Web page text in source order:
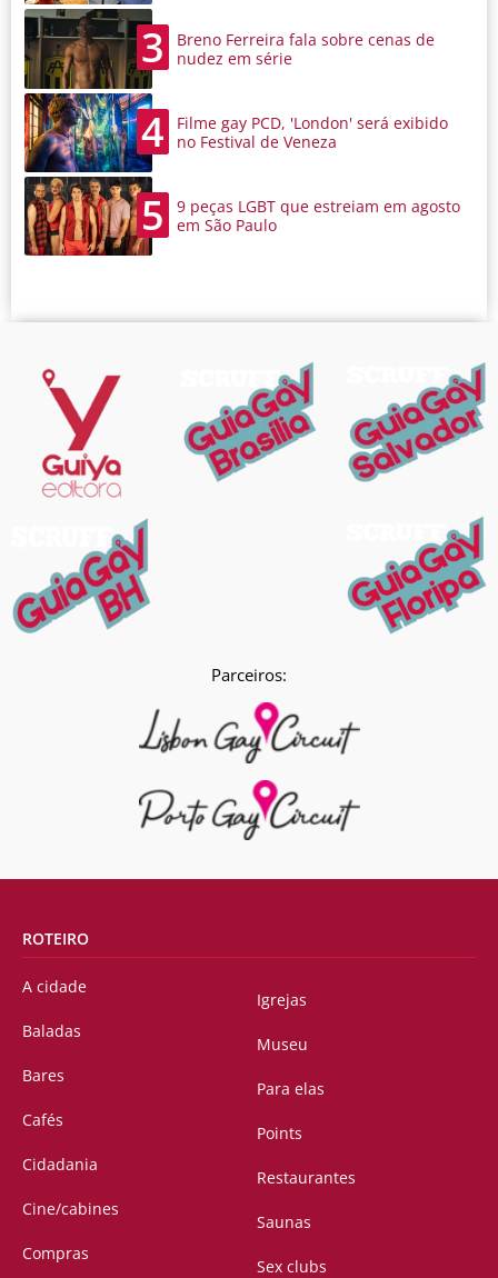
3
Breno Ferreira fala sobre cenas de
nudez em série
4
Filme gay PCD, 'London' será exibido
no Festival de Veneza
5
9 peças LGBT que estreiam em agosto
em São Paulo
Parceiros:
ROTEIRO
A cidade
Baladas
Bares
Cafés
Cidadania
Cine/cabines
Compras
Igrejas
Museu
Para elas
Points
Restaurantes
Saunas
Sex clubs